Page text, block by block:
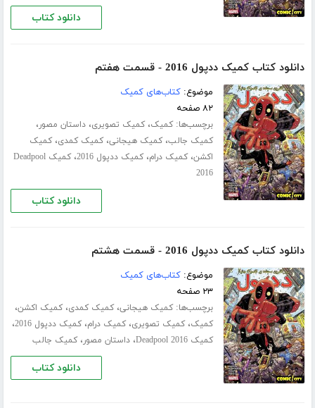
دانلود کتاب
دانلود کتاب کمیک ددپول 2016 - قسمت هفتم
موضوع:کتاب‌های کمیک
۸۲ صفحه
برچسب‌ها:کمیک،کمیک تصویری،داستان مصور،
کمیک جالب،کمیک هیجانی،کمیک کمدی،کمیک
اکشن،کمیک درام،کمیک ددپول 2016 ،
کمیک Deadpool
2016
دانلود کتاب
دانلود کتاب کمیک ددپول 2016 - قسمت هشتم
موضوع:کتاب‌های کمیک
۲۳ صفحه
برچسب‌ها:کمیک هیجانی،کمیک کمدی،کمیک اکشن،
کمیک،کمیک تصویری،کمیک درام،کمیک ددپول 2016 ،
کمیک Deadpool 2016 ،داستان مصور،کمیک جالب
دانلود کتاب